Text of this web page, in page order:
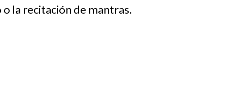
la recitación de mantras.